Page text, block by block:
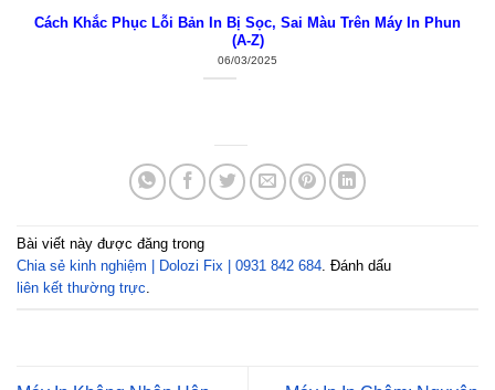
Cách Khắc Phục Lỗi Bản In Bị Sọc, Sai Màu Trên Máy In Phun
(A-Z)
06/03/2025
Bài viết này được đăng trong
Chia sẻ kinh nghiệm | Dolozi Fix | 0931 842 684 . Đánh dấu
liên kết thường trực